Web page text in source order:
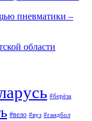
пневматики –
области
#берёза
#вело #вуз #гандбол